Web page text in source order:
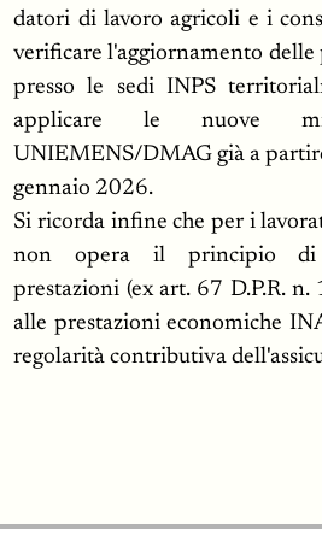
datori di lavoro agricoli e i
verificare l'aggiornamento
presso le sedi INPS
applicare le nuove
UNIEMENS/DMAG già a
gennaio 2026.
Si ricorda infine che per i
non opera il principio di
prestazioni (ex art. 67 D.P.R.
alle prestazioni economiche
regolarità contributiva